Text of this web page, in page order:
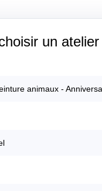
un atelier